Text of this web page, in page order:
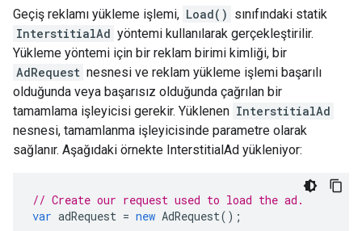
Geçiş reklamı yükleme işlemi, Load() sınıfındaki statik
InterstitialAd yöntemi kullanılarak gerçekleştirilir.
Yükleme yöntemi için bir reklam birimi kimliği, bir
AdRequest nesnesi ve reklam yükleme işlemi başarılı
olduğunda veya başarısız olduğunda çağrılan bir
tamamlama işleyicisi gerekir. Yüklenen InterstitialAd
nesnesi, tamamlanma işleyicisinde parametre olarak
sağlanır. Aşağıdaki örnekte InterstitialAd yükleniyor:
// Create our request used to load the ad.
var adRequest = new AdRequest();